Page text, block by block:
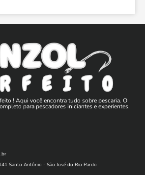
! Aqui você encontra tudo sobre pescaria. O
para pescadores iniciantes e experientes.
Santo Antônio - São José do Rio Pardo